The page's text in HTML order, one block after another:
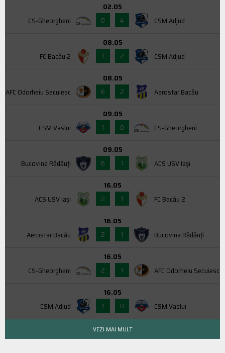
CS-Gheorgheni
02.05
0
4 CSM Adjud
FC Bacău 2
08.05
1
2 CSM Adjud
AFC Odorheiu Secuiesc
08.05
6
2 Aerostar Bacău
CSM Vaslui
09.05
1
0 CS-Gheorgheni
Bucovina Rădăuți
09.05
6
1 ACS USV Iaşi
ACS USV Iaşi
16.05
2
1 FC Bacău 2
Aerostar Bacău
16.05
2
1 Bucovina Rădăuți
CS-Gheorgheni
16.05
2
1 AFC Odorheiu Secuiesc
CSM Adjud
16.05
1
0 CSM Vaslui
VEZI MAI MULT